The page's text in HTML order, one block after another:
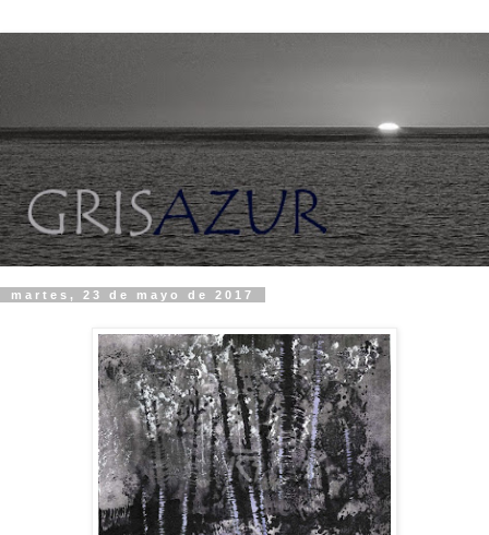
martes, 23 de mayo de 2017